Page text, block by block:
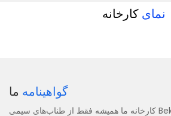
نمای کارخانه
گواهینامه ما
کارخانه ما همیشه فقط از طناب‌های سیمی Bekaert و Alps استفاده